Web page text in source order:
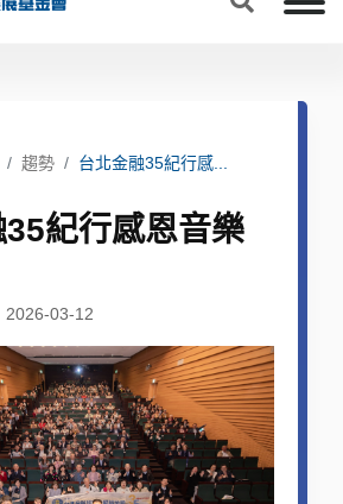
趨勢 台北金融35紀行感...
紀行感恩音樂
2026-03-12